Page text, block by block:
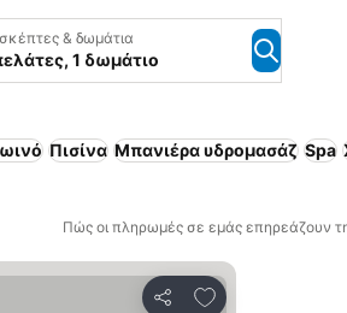
& δωμάτια
1 δωμάτιο
Πισίνα Μπανιέρα υδρομασάζ Spa
Πώς οι πληρωμές σε εμάς επηρεάζουν
Κοινοποίηση
Προσθήκη στα